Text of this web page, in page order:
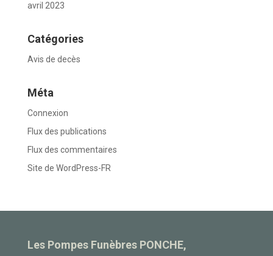
avril 2023
Catégories
Avis de decès
Méta
Connexion
Flux des publications
Flux des commentaires
Site de WordPress-FR
Les Pompes Funèbres PONCHE,